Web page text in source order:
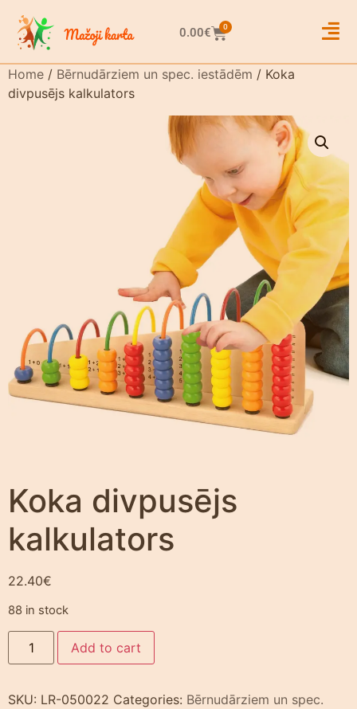
0.00€ 0
Home / Bērnudārziem un spec. iestādēm / Koka
divpusējs kalkulators
Koka divpusējs
kalkulators
22.40€
88 in stock
Add to cart
SKU: LR-050022 Categories: Bērnudārziem un spec.